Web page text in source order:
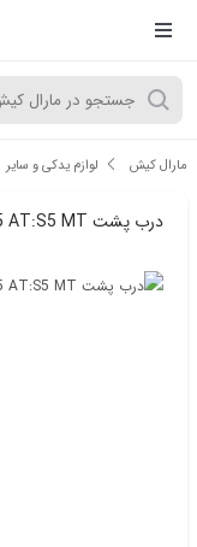
مارال کیش لوازم یدکی و سایر
درب پشت S5 AT:S5 MT